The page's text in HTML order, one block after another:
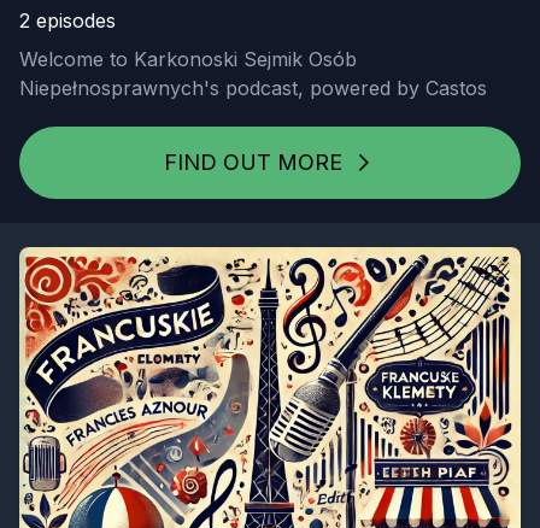
2 episodes
Welcome to Karkonoski Sejmik Osób
Niepełnosprawnych's podcast, powered by Castos
FIND OUT MORE